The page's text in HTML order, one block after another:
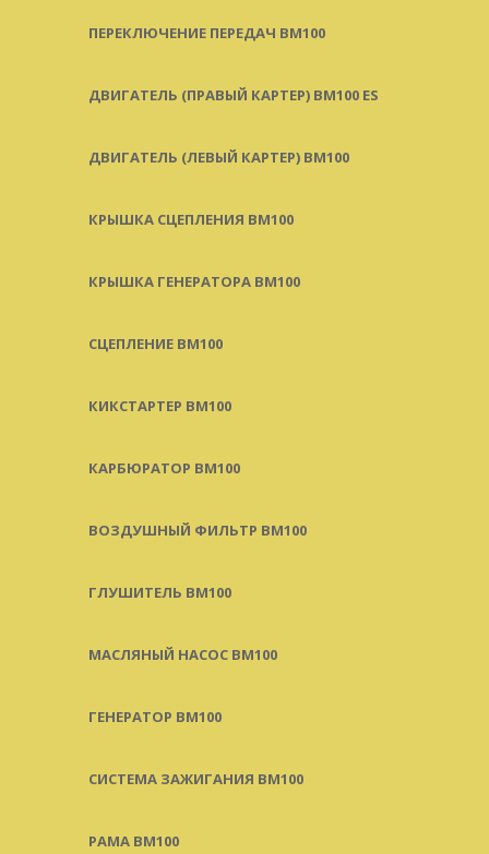
ПЕРЕКЛЮЧЕНИЕ ПЕРЕДАЧ BM100
ДВИГАТЕЛЬ (ПРАВЫЙ КАРТЕР) BM100 ES
ДВИГАТЕЛЬ (ЛЕВЫЙ КАРТЕР) BM100
КРЫШКА СЦЕПЛЕНИЯ BM100
КРЫШКА ГЕНЕРАТОРА BM100
СЦЕПЛЕНИЕ BM100
КИКСТАРТЕР BM100
КАРБЮРАТОР BM100
ВОЗДУШНЫЙ ФИЛЬТР BM100
ГЛУШИТЕЛЬ BM100
МАСЛЯНЫЙ НАСОС BM100
ГЕНЕРАТОР BM100
СИСТЕМА ЗАЖИГАНИЯ BM100
РАМА BM100